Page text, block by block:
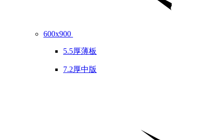
600x900
5.5厚薄板
7.2厚中版